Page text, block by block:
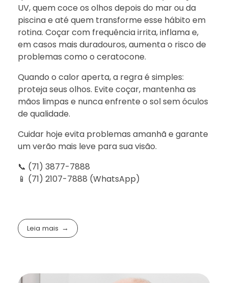
UV, quem coce os olhos depois do mar ou da
piscina e até quem transforme esse hábito em
rotina. Coçar com frequência irrita, inflama e,
em casos mais duradouros, aumenta o risco de
problemas como o ceratocone.
Quando o calor aperta, a regra é simples:
proteja seus olhos. Evite coçar, mantenha as
mãos limpas e nunca enfrente o sol sem óculos
de qualidade.
Cuidar hoje evita problemas amanhã e garante
um verão mais leve para sua visão.
📞 (71) 3877-7888
📱 (71) 2107-7888 (WhatsApp)
Leia mais